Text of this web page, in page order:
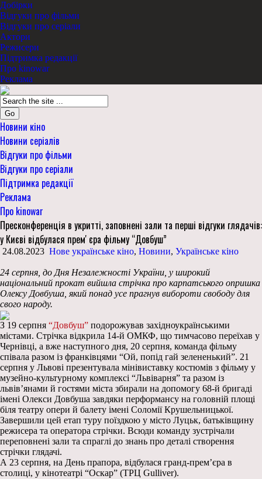
Добірки
Відгуки про фільми
Відгуки про серіали
Актори
Режисери
Підтримка редакції
Про kinowar
Реклама
Go
Новини кіно
Новини серіалів
Відгуки про фільми
Відгуки про серіали
Підтримка редакції
Реклама
Про kinowar
Пресконференція в укритті, заповнені зали та перші відгуки глядачів:
у Києві відбулася премʼєра фільму “Довбуш”
24.08.2023 Нове українське кіно, Новини, Українське кіно
24 серпня, до Дня Незалежності України, у широкий
національний прокат вийшла стрічка про карпатського опришка
Олексу Довбуша, який понад усе прагнув вибороти свободу для
свого народу.
З 19 серпня “Довбуш” подорожував західноукраїнськими
містами. Стрічка відкрила 14-й ОМКФ, що тимчасово переїхав у
Чернівці, а вже наступного дня, 20 серпня, команда фільму
співала разом із франківцями “Ой, попід гай зелененький”. 21
серпня у Львові презентувала мінівиставку костюмів з фільму у
музейно-культурному комплексі “Львіварня” та разом із
львів’янами й гостями міста збирали на допомогу 68-й бригаді
імені Олекси Довбуша завдяки перформансу на головній площі
біля театру опери й балету імені Соломії Крушельницької.
Завершили цей етап туру поїздкою у місто Луцьк, батьківщину
режисера та оператора стрічки. Всюди команду зустрічали
переповнені зали та спраглі до знань про деталі створення
стрічки глядачі.
А 23 серпня, на День прапора, відбулася гранд-премʼєра в
столиці, у кінотеатрі “Оскар” (ТРЦ Gulliver).